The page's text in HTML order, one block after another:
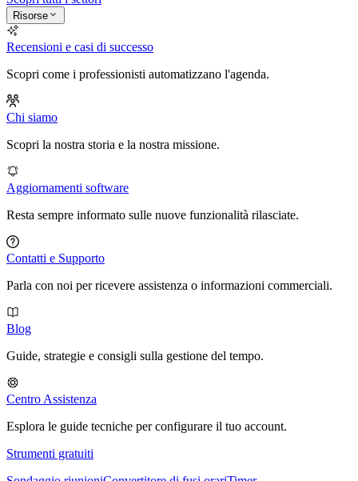
Risorse
Recensioni e casi di successo
Scopri come i professionisti automatizzano l'agenda.
Chi siamo
Scopri la nostra storia e la nostra missione.
Aggiornamenti software
Resta sempre informato sulle nuove funzionalità rilasciate.
Contatti e Supporto
Parla con noi per ricevere assistenza o informazioni commerciali.
Blog
Guide, strategie e consigli sulla gestione del tempo.
Centro Assistenza
Esplora le guide tecniche per configurare il tuo account.
Strumenti gratuiti